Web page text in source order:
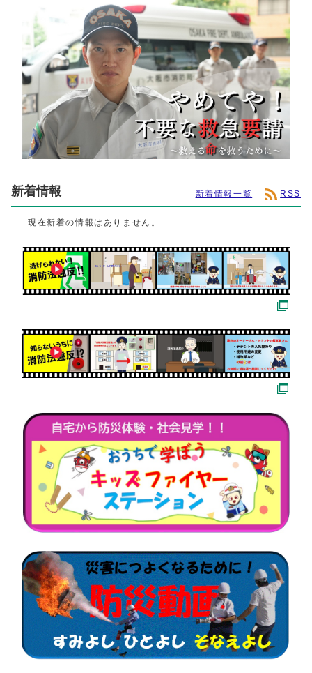
新着情報 新着情報一覧 RSS
現在新着の情報はありません。